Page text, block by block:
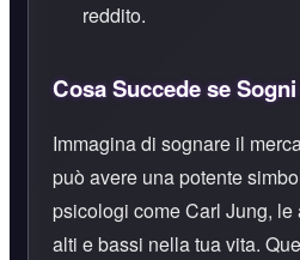
reddito.
Cosa Succede se
Immagina di sognare il
può avere una potente
psicologi come Carl Jung,
alti e bassi nella tua vita.